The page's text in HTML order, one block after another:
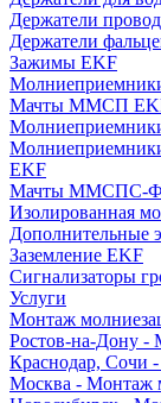
Держатели
Держатели
Зажимы EKF
Мачты ММСП
EKF
Мачты ММСПС-Ф
Изолированная
Дополнительные
Заземление EKF
Сигнализаторы
Услуги
Монтаж
Ростов-на-Дону -
Краснодар, Сочи
Москва - Монтаж